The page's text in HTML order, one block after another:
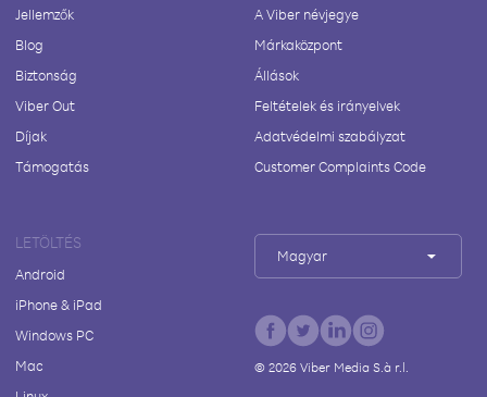
Jellemzők
Blog
Biztonság
Viber Out
Díjak
Támogatás
A Viber névjegye
Márkaközpont
Állások
Feltételek és irányelvek
Adatvédelmi szabályzat
Customer Complaints Code
LETÖLTÉS
Android
iPhone & iPad
Windows PC
Mac
Magyar
© 2026Viber Media S.à r.l.